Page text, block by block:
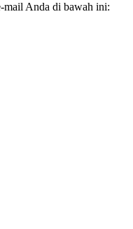
mail Anda di bawah ini: